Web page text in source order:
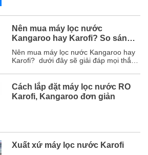
Nên mua máy lọc nước
Kangaroo hay Karofi? So sánh
chi tiết
Nên mua máy lọc nước Kangaroo hay
Karofi? dưới đây sẽ giải đáp mọi thắc
này, bạn sẽ chọn được hãng máy lọc
nước phù hợp với mình. Mục lục 1. So
sánh chi tiết máy lọc nước Karofi và
Kangaroo ...
Cách lắp đặt máy lọc nước RO
Karofi, Kangaroo đơn giản
Xuất xứ máy lọc nước Karofi